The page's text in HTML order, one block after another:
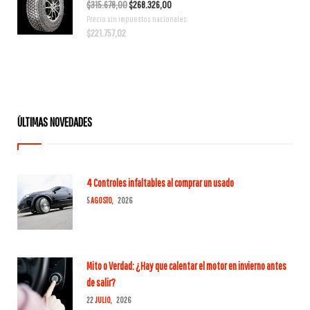
$315.678,00El
precio
$268.326,00El
precio
Precio sin impuestos nacionales:
$221.757,02
ÚLTIMAS NOVEDADES
4 Controles infaltables al comprar un usado
5AGOSTO, 2026
Mito o Verdad: ¿Hay que calentar el motor en invierno antes
de salir?
22JULIO, 2026